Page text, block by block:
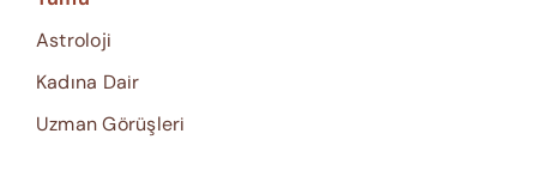
Astroloji
Kadına Dair
Uzman Görüşleri